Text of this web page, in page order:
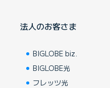
法人のお客さま
BIGLOBE biz.
BIGLOBE光
フレッツ光